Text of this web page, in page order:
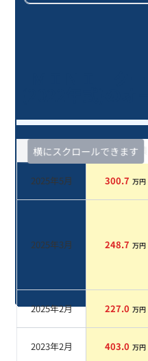
横にスクロールできます
査定時期 セルカ実績
2025年5月 300.7 万円
2025年3月 248.7 万円
2025年2月 227.0 万円
2023年2月 403.0 万円